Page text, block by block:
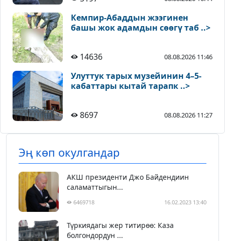
Кемпир-Абаддын жээгинен
башы жок адамдын сөөгү таб ..>
14636 08.08.2026 11:46
Улуттук тарых музейинин 4–5-
кабаттары кытай тарапк ..>
8697 08.08.2026 11:27
Эң көп окулгандар
АКШ президенти Джо Байдендиин
саламаттыгын...
6469718 16.02.2023 13:40
Түркиядагы жер титирөө: Каза
болгондордун ...